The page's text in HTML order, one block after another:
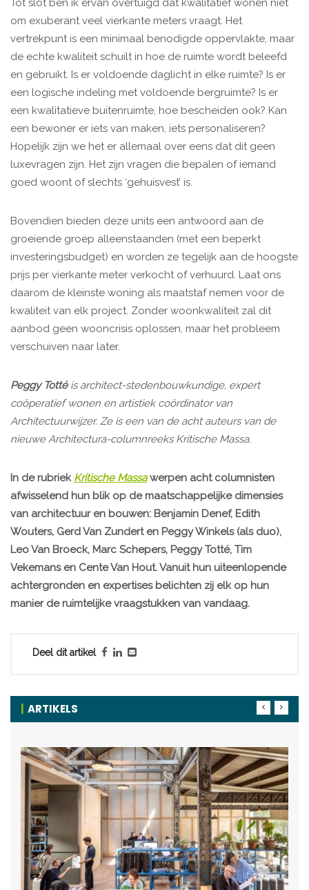
Tot slot ben ik ervan overtuigd dat kwalitatief wonen niet
om exuberant veel vierkante meters vraagt. Het
vertrekpunt is een minimaal benodigde oppervlakte, maar
de echte kwaliteit schuilt in hoe de ruimte wordt beleefd
en gebruikt. Is er voldoende daglicht in elke ruimte? Is er
een logische indeling met voldoende bergruimte? Is er
een kwalitatieve buitenruimte, hoe bescheiden ook? Kan
een bewoner er iets van maken, iets personaliseren?
Hopelijk zijn we het er allemaal over eens dat dit geen
luxevragen zijn. Het zijn vragen die bepalen of iemand
goed woont of slechts ‘gehuisvest’ is.
Bovendien bieden deze units een antwoord aan de
groeiende groep alleenstaanden (met een beperkt
investeringsbudget) en worden ze tegelijk aan de hoogste
prijs per vierkante meter verkocht of verhuurd. Laat ons
daarom de kleinste woning als maatstaf nemen voor de
kwaliteit van elk project. Zonder woonkwaliteit zal dit
aanbod geen wooncrisis oplossen, maar het probleem
verschuiven naar later.
Peggy Tottéis architect-stedenbouwkundige, expert
coöperatief wonen en artistiek coördinator van
Architectuurwijzer. Ze is een van de acht auteurs van de
nieuwe Architectura-columnreeks Kritische Massa.
In de rubriek Kritische Massawerpen acht columnisten
afwisselend hun blik op de maatschappelijke dimensies
van architectuur en bouwen: Benjamin Denef, Edith
Wouters, Gerd Van Zundert en Peggy Winkels (als duo),
Leo Van Broeck, Marc Schepers, Peggy Totté, Tim
Vekemans en Cente Van Hout. Vanuit hun uiteenlopende
achtergronden en expertises belichten zij elk op hun
manier de ruimtelijke vraagstukken van vandaag.
Deel dit artikel
ARTIKELS